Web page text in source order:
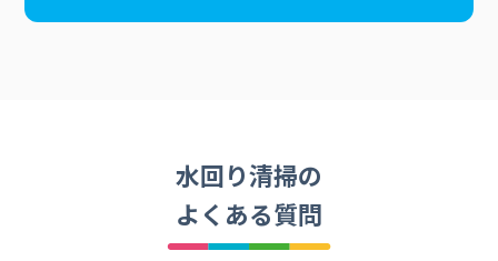
水回り清掃の
よくある質問